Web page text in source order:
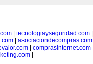
tecnologiayseguridad.com
| asociaciondecompras.com|
| comprasinternet.com|
|